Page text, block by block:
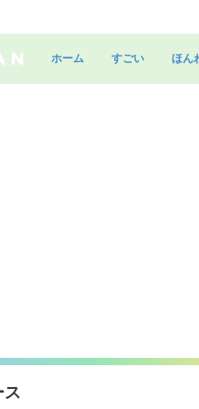
to
ホーム すごい ほん
ス